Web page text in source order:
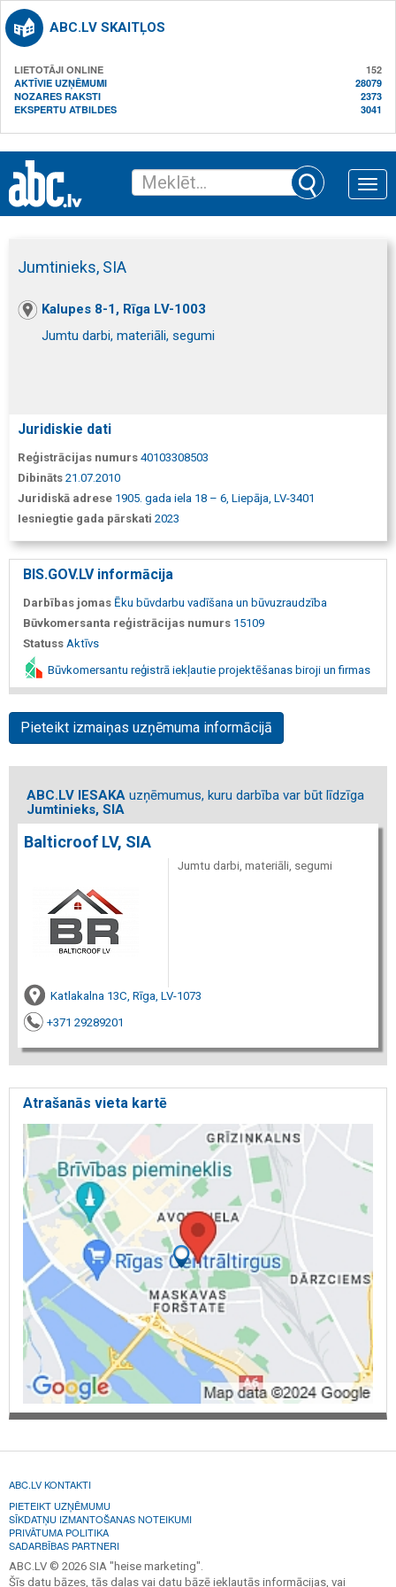
ABC.LV SKAITĻOS
LIETOTĀJI ONLINE
152
AKTĪVIE UZŅĒMUMI
28079
NOZARES RAKSTI
2373
EKSPERTU ATBILDES
3041
Toggle
Jumtinieks, SIA
Kalupes 8-1, Rīga LV-1003
Jumtu darbi, materiāli, segumi
Juridiskie dati
Reģistrācijas numurs 40103308503
Dibināts 21.07.2010
Juridiskā adrese 1905. gada iela 18 – 6, Liepāja, LV-3401
Iesniegtie gada pārskati 2023
BIS.GOV.LV informācija
Darbības jomas Ēku būvdarbu vadīšana un būvuzraudzība
Būvkomersanta reģistrācijas numurs 15109
Statuss Aktīvs
Būvkomersantu reģistrā iekļautie projektēšanas biroji un firmas
Pieteikt izmaiņas uzņēmuma informācijā
ABC.LV IESAKA uzņēmumus, kuru darbība var būt līdzīga
Jumtinieks, SIA
Balticroof LV, SIA
Jumtu darbi, materiāli, segumi
Katlakalna 13C, Rīga, LV-1073
+371 29289201
Atrašanās vieta kartē
ABC.LV KONTAKTI
PIETEIKT UZŅĒMUMU
SĪKDATŅU IZMANTOŠANAS NOTEIKUMI
PRIVĀTUMA POLITIKA
SADARBĪBAS PARTNERI
ABC.LV © 2026 SIA "heise marketing".
Šīs datu bāzes, tās daļas vai datu bāzē iekļautās informācijas, vai